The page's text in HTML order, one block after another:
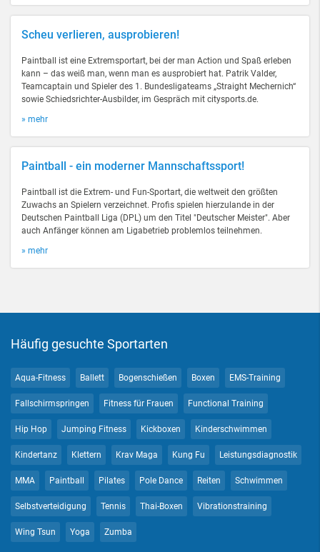
Scheu verlieren, ausprobieren!
Paintball ist eine Extremsportart, bei der man Action und Spaß erleben
kann – das weiß man, wenn man es ausprobiert hat. Patrik Valder,
Teamcaptain und Spieler des 1. Bundesligateams „Straight Mechernich“
sowie Schiedsrichter-Ausbilder, im Gespräch mit citysports.de.
» mehr
Paintball - ein moderner Mannschaftssport!
Paintball ist die Extrem- und Fun-Sportart, die weltweit den größten
Zuwachs an Spielern verzeichnet. Profis spielen hierzulande in der
Deutschen Paintball Liga (DPL) um den Titel "Deutscher Meister". Aber
auch Anfänger können am Ligabetrieb problemlos teilnehmen.
» mehr
Häufig gesuchte Sportarten
Aqua-Fitness Ballett Bogenschießen Boxen EMS-Training
Fallschirmspringen Fitness für Frauen Functional Training
Hip Hop Jumping Fitness Kickboxen Kinderschwimmen
Kindertanz Klettern Krav Maga Kung Fu Leistungsdiagnostik
MMA Paintball Pilates Pole Dance Reiten Schwimmen
Selbstverteidigung Tennis Thai-Boxen Vibrationstraining
Wing Tsun Yoga Zumba